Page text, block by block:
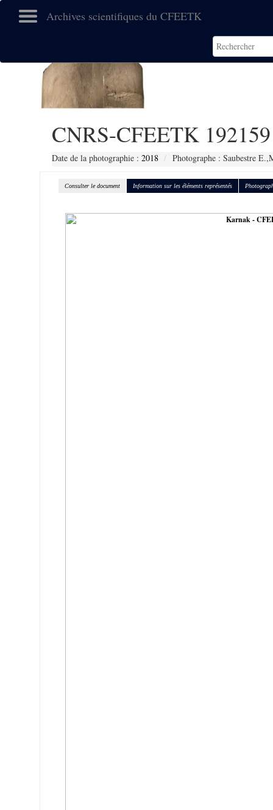
Archives scientifiques du CFEETK
CNRS-CFEETK 192159
Date de la photographie : 2018 Photographe : Saubestre
Consulter le document Information sur les éléments représentés